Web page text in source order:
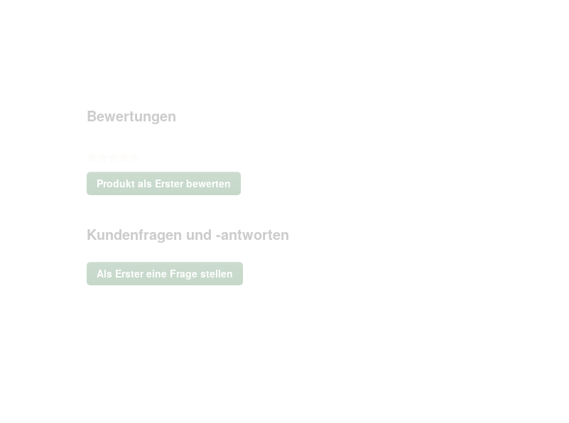
Bewertungen
Kein
Beurteilungswert
Produkt als Erster bewerten
.
Aktion
ein
modales
Kundenfragen und -antworten
Als Erster eine Frage stellen